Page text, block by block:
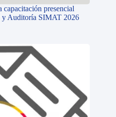
presencial
y Auditoría SIMAT 2026